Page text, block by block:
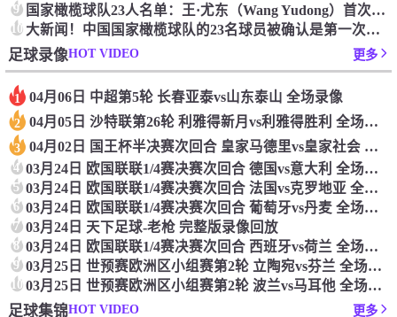
9 国家橄榄球队23人名单：王·尤东（Wang Yudong）首次被选为第11名 塞吉尼奥（Serginho）在名单上
10 大新闻！中国国家橄榄球队的23名球员被确认是第一次进入阵容
足球录像HOT VIDEO 更多
1 04月06日 中超第5轮 长春亚泰vs山东泰山 全场录像
2 04月05日 沙特联第26轮 利雅得新月vs利雅得胜利 全场录像
3 04月02日 国王杯半决赛次回合 皇家马德里vs皇家社会 全场录像
4 03月24日 欧国联联1/4赛决赛次回合 德国vs意大利 全场录像回放
5 03月24日 欧国联联1/4赛决赛次回合 法国vs克罗地亚 全场录像回放
6 03月24日 欧国联联1/4赛决赛次回合 葡萄牙vs丹麦 全场录像回放
7 03月24日 天下足球-老枪 完整版录像回放
8 03月24日 欧国联联1/4赛决赛次回合 西班牙vs荷兰 全场录像回放
9 03月25日 世预赛欧洲区小组赛第2轮 立陶宛vs芬兰 全场录像回放
10 03月25日 世预赛欧洲区小组赛第2轮 波兰vs马耳他 全场录像回放
足球集锦HOT VIDEO 更多